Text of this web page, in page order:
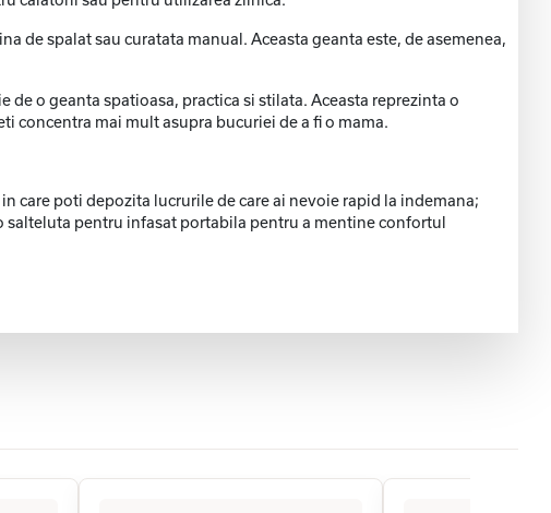
de spalat sau curatata manual. Aceasta geanta este, de asemenea,
o geanta spatioasa, practica si stilata. Aceasta reprezinta o
concentra mai mult asupra bucuriei de a fi o mama.
care poti depozita lucrurile de care ai nevoie rapid la indemana;
salteluta pentru infasat portabila pentru a mentine confortul